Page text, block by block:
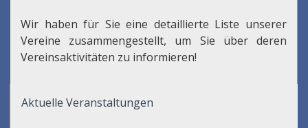
Wir haben für Sie eine detaillierte Liste unserer
Vereine zusammengestellt, um Sie über deren
Vereinsaktivitäten zu informieren!
Aktuelle Veranstaltungen